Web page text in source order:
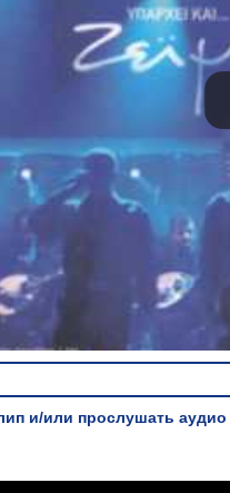
и/или прослушать аудио